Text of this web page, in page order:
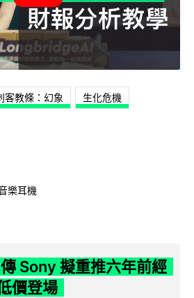
客教條：幻象 生化危機
樂耳機
Sony 擬重推六年前經
價登場